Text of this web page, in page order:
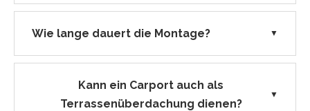
Wie lange dauert die Montage? ▼
Kann ein Carport auch als
Terrassenüberdachung dienen?
▼